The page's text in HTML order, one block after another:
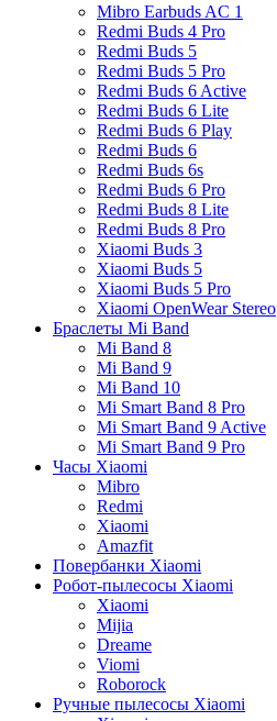
Mibro Earbuds AC 1
Redmi Buds 4 Pro
Redmi Buds 5
Redmi Buds 5 Pro
Redmi Buds 6 Active
Redmi Buds 6 Lite
Redmi Buds 6 Play
Redmi Buds 6
Redmi Buds 6s
Redmi Buds 6 Pro
Redmi Buds 8 Lite
Redmi Buds 8 Pro
Xiaomi Buds 3
Xiaomi Buds 5
Xiaomi Buds 5 Pro
Xiaomi OpenWear Stereo
Браслеты Mi Band
Mi Band 8
Mi Band 9
Mi Band 10
Mi Smart Band 8 Pro
Mi Smart Band 9 Active
Mi Smart Band 9 Pro
Часы Xiaomi
Mibro
Redmi
Xiaomi
Amazfit
Повербанки Xiaomi
Робот-пылесосы Xiaomi
Xiaomi
Mijia
Dreame
Viomi
Roborock
Ручные пылесосы Xiaomi